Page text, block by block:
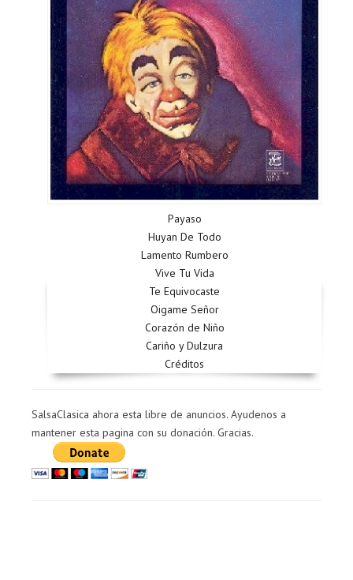
Payaso
Huyan De Todo
Lamento Rumbero
Vive Tu Vida
Te Equivocaste
Oigame Señor
Corazón de Niño
Cariño y Dulzura
Créditos
SalsaClasica ahora esta libre de anuncios. Ayudenos a
mantener esta pagina con su donación. Gracias.